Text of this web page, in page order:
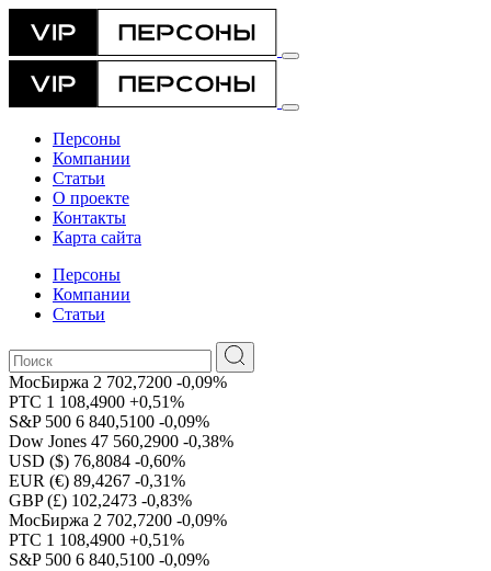
Персоны
Компании
Статьи
О проекте
Контакты
Карта сайта
Персоны
Компании
Статьи
МосБиржа 2 702,7200 -0,09%
РТС 1 108,4900 +0,51%
S&P 500 6 840,5100 -0,09%
Dow Jones 47 560,2900 -0,38%
USD ($) 76,8084 -0,60%
EUR (€) 89,4267 -0,31%
GBP (£) 102,2473 -0,83%
МосБиржа 2 702,7200 -0,09%
РТС 1 108,4900 +0,51%
S&P 500 6 840,5100 -0,09%